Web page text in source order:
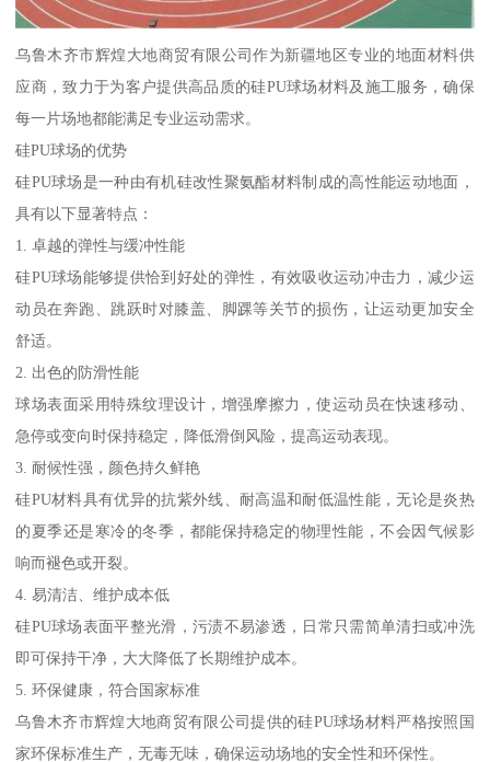
乌鲁木齐市辉煌大地商贸有限公司作为新疆地区专业的地面材料供
应商，致力于为客户提供高品质的硅PU球场材料及施工服务，确保
每一片场地都能满足专业运动需求。
硅PU球场的优势
硅PU球场是一种由有机硅改性聚氨酯材料制成的高性能运动地面，
具有以下显著特点：
1. 卓越的弹性与缓冲性能
硅PU球场能够提供恰到好处的弹性，有效吸收运动冲击力，减少运
动员在奔跑、跳跃时对膝盖、脚踝等关节的损伤，让运动更加安全
舒适。
2. 出色的防滑性能
球场表面采用特殊纹理设计，增强摩擦力，使运动员在快速移动、
急停或变向时保持稳定，降低滑倒风险，提高运动表现。
3. 耐候性强，颜色持久鲜艳
硅PU材料具有优异的抗紫外线、耐高温和耐低温性能，无论是炎热
的夏季还是寒冷的冬季，都能保持稳定的物理性能，不会因气候影
响而褪色或开裂。
4. 易清洁、维护成本低
硅PU球场表面平整光滑，污渍不易渗透，日常只需简单清扫或冲洗
即可保持干净，大大降低了长期维护成本。
5. 环保健康，符合国家标准
乌鲁木齐市辉煌大地商贸有限公司提供的硅PU球场材料严格按照国
家环保标准生产，无毒无味，确保运动场地的安全性和环保性。